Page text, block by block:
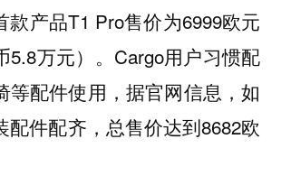
款产品T1 Pro售价为6999欧元
5.8万元）。Cargo用户习惯配
等配件使用，据官网信息，如
配件配齐，总售价达到8682欧